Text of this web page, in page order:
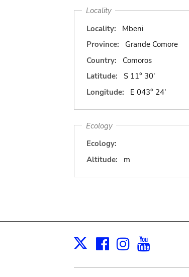
Locality
Locality:
Mbeni
Province:
Grande Comore
Country:
Comoros
Latitude:
S 11° 30'
Longitude:
E 043° 24'
Ecology
Ecology:
Altitude:
m
X Facebook
Instagram